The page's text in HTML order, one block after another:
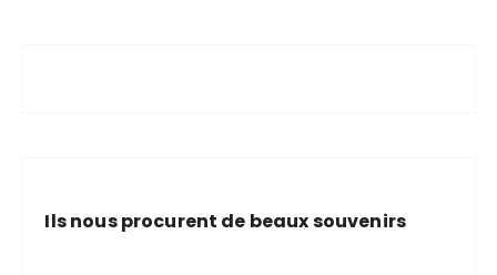
Ils nous procurent de beaux souvenirs